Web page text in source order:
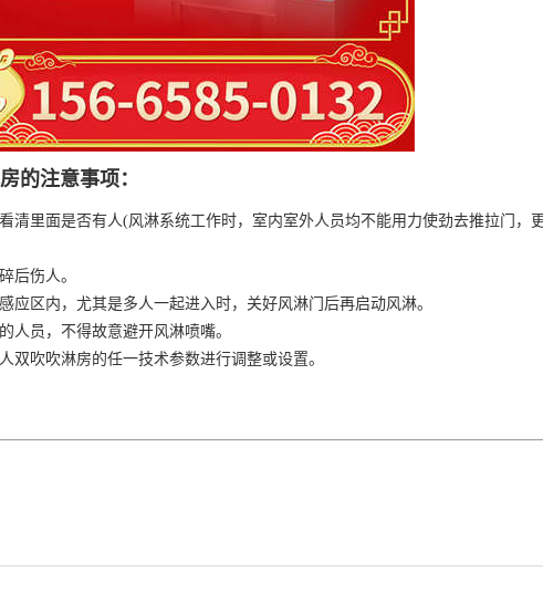
的注意事项：
清里面是否有人(风淋系统工作时，室内室外人员均不能用力使劲去推拉门，
后伤人。
应区内，尤其是多人一起进入时，关好风淋门后再启动风淋。
人员，不得故意避开风淋喷嘴。
吹吹淋房的任一技术参数进行调整或设置。